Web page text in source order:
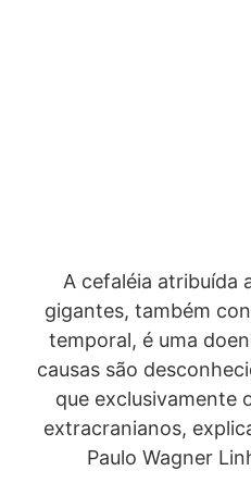
A cefaléia atribuída
gigantes, também
temporal, é uma
causas são
que exclusivamente
extracranianos,
Paulo Wagner